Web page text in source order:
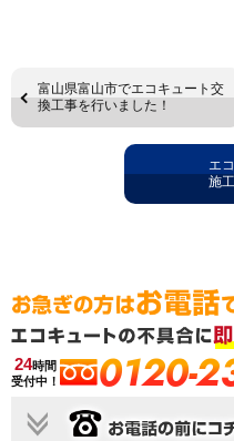
富山県富山市でエコキュート交
換工事を行いました！
エ
施
24時間
受付中！
0120-